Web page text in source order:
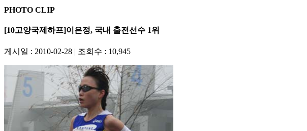
PHOTO CLIP
[10고양국제하프]이은정, 국내 출전선수 1위
게시일 : 2010-02-28 조회수 : 10,945